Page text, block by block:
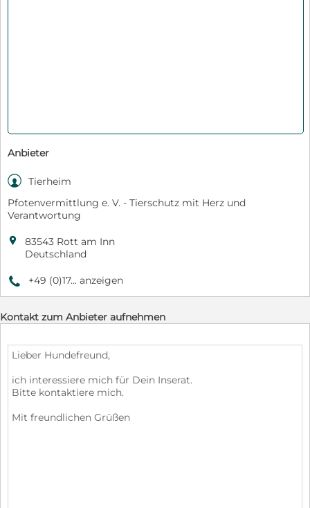
Anbieter
 Tierheim
Pfotenvermittlung e. V. - Tierschutz mit Herz und
Verantwortung

83543 Rott am Inn
Deutschland
9 +49 (0)17... anzeigen
Kontakt zum Anbieter aufnehmen